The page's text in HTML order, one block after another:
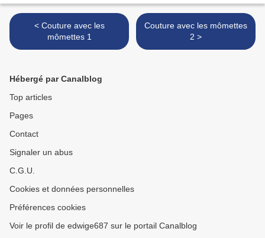
< Couture avec les
mômettes 1
Couture avec les mômettes
2 >
Hébergé par Canalblog
Top articles
Pages
Contact
Signaler un abus
C.G.U.
Cookies et données personnelles
Préférences cookies
Voir le profil de edwige687 sur le portail Canalblog